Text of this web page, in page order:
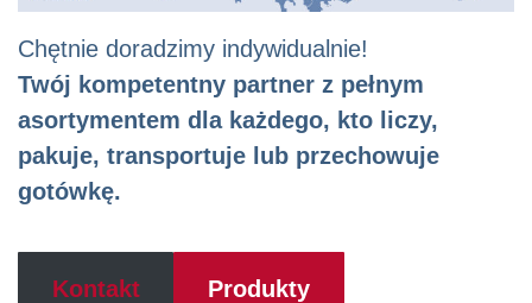
Chętnie doradzimy indywidualnie!
Twój kompetentny partner z pełnym
asortymentem dla każdego, kto liczy,
pakuje, transportuje lub przechowuje
gotówkę.
Kontakt Produkty